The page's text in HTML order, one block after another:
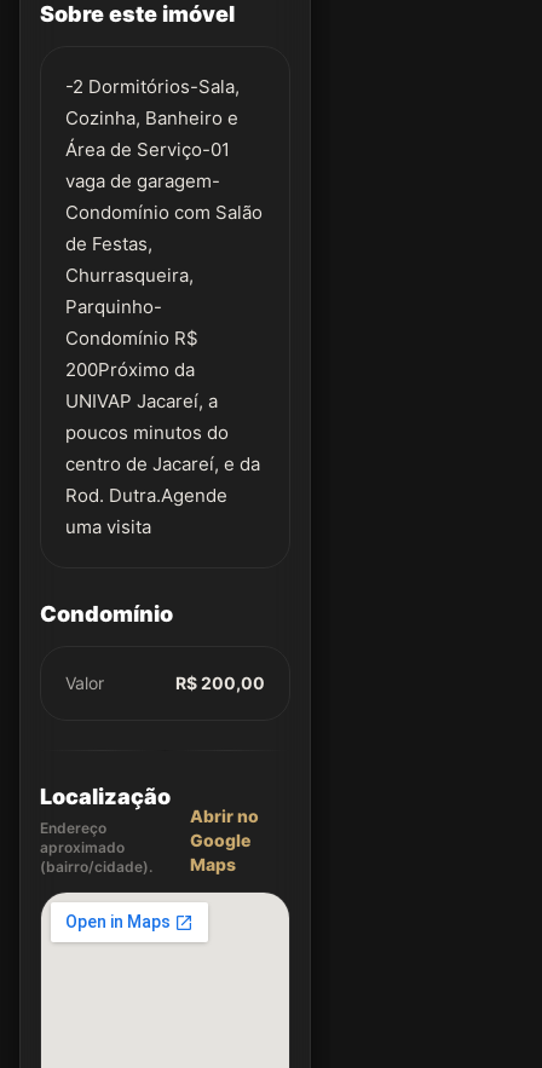
Sobre este imóvel
-2 Dormitórios-Sala,
Cozinha, Banheiro e
Área de Serviço-01
vaga de garagem-
Condomínio com Salão
de Festas,
Churrasqueira,
Parquinho-
Condomínio R$
200Próximo da
UNIVAP Jacareí, a
poucos minutos do
centro de Jacareí, e da
Rod. Dutra.Agende
uma visita
Condomínio
Valor R$ 200,00
Localização
Endereço
aproximado
(bairro/cidade).
Abrir no
Google
Maps